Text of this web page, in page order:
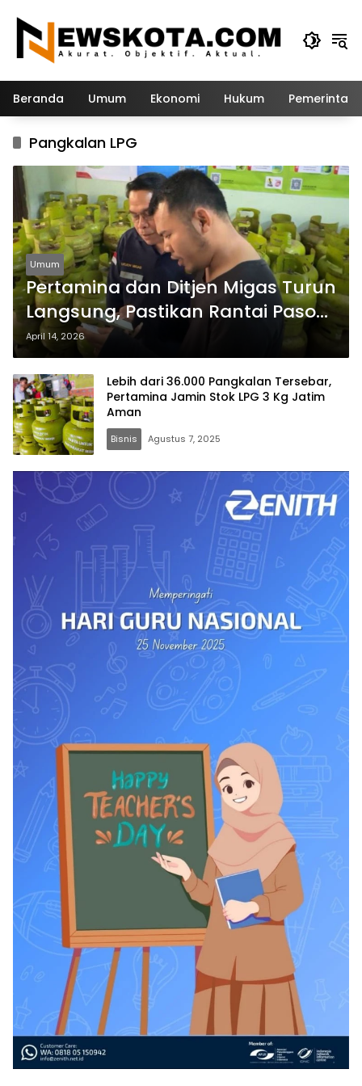
konten
Beranda Umum Ekonomi Hukum
Pangkalan LPG
Umum
Pertamina dan Ditjen Migas Turun
Langsung, Pastikan Rantai Pasok
LPG di Tuban Terjaga
April 14, 2026
Lebih dari 36.000 Pangkalan Tersebar,
Pertamina Jamin Stok LPG 3 Kg Jatim
Aman
Bisnis Agustus 7, 2025